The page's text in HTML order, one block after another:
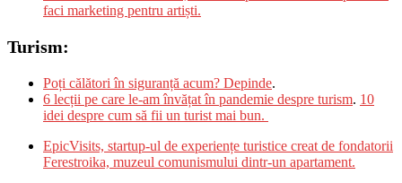
faci marketing pentru artiști.
Turism:
Poți călători în siguranță acum? Depinde.
6 lecții pe care le-am învățat în pandemie despre turism. 10
idei despre cum să fii un turist mai bun.
EpicVisits, startup-ul de experiențe turistice creat de fondatorii
Ferestroika, muzeul comunismului dintr-un apartament.